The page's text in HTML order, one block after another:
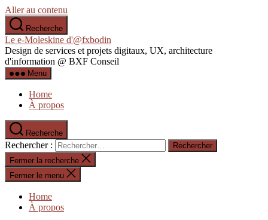
Aller au contenu
Recherche
Le e-Moleskine d'@fxbodin
Design de services et projets digitaux, UX, architecture
d'information @ BXF Conseil
Menu
Home
À propos
Recherche
Rechercher :
Fermer la recherche
Fermer le menu
Home
À propos